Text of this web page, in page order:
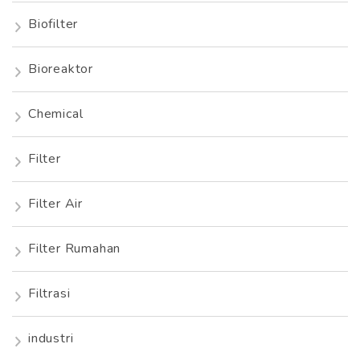
Biofilter
Bioreaktor
Chemical
Filter
Filter Air
Filter Rumahan
Filtrasi
industri